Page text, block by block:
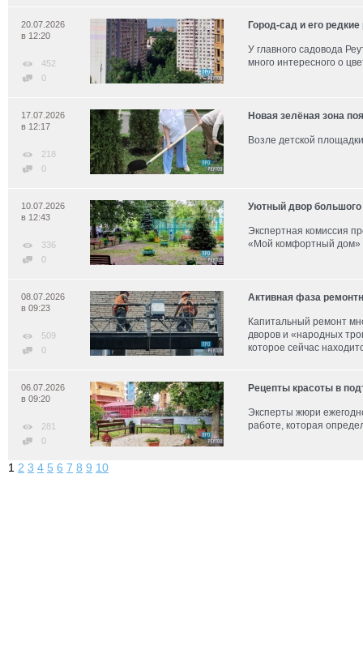
Город-сад и его редкие
У главного садовода
много интересного о
20.07.2026
в 12:20
452
0
Новая зелёная зона
Возле детской
17.07.2026
в 12:17
218
0
Уютный двор
Экспертная комиссия
«Мой комфортный дом»
10.07.2026
в 12:43
336
0
Активная фаза
Капитальный ремонт
дворов и «народных
которое сейчас
08.07.2026
в 09:23
509
0
Рецепты красоты в
Эксперты жюри
работе, которая
06.07.2026
в 09:20
281
0
1 2 3 4 5 6 7 8 9 10